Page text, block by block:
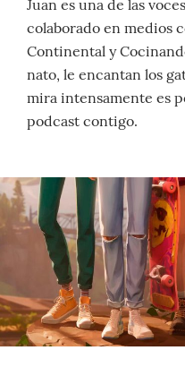
Juan es una de las
colaborado en medios
Continental y
nato, le encantan los
mira intensamente es
podcast contigo.